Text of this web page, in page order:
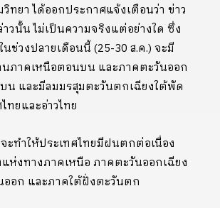
ทยา ได้ออกประกาศแจ้งเตือนว่า ข่าว
วนั้น ไม่เป็นความจริงแต่อย่างใด ซึ่ง
ช่วงปลายเดือนนี้ (25-30 ส.ค.) จะมี
ภาคเหนือตอนบน และภาคตะวันออก
น และมีลมมรสุมตะวันตกเฉียงใต้พัด
ทยและอ่าวไทย
ะทำให้ประเทศไทยมีฝนตกต่อเนื่อง
งทางภาคเหนือ ภาคตะวันออกเฉียง
ออก และภาคใต้ฝั่งตะวันตก